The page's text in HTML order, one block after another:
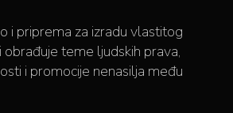
i priprema za izradu vlastitog
teme ljudskih prava,
i promocije nenasilja među